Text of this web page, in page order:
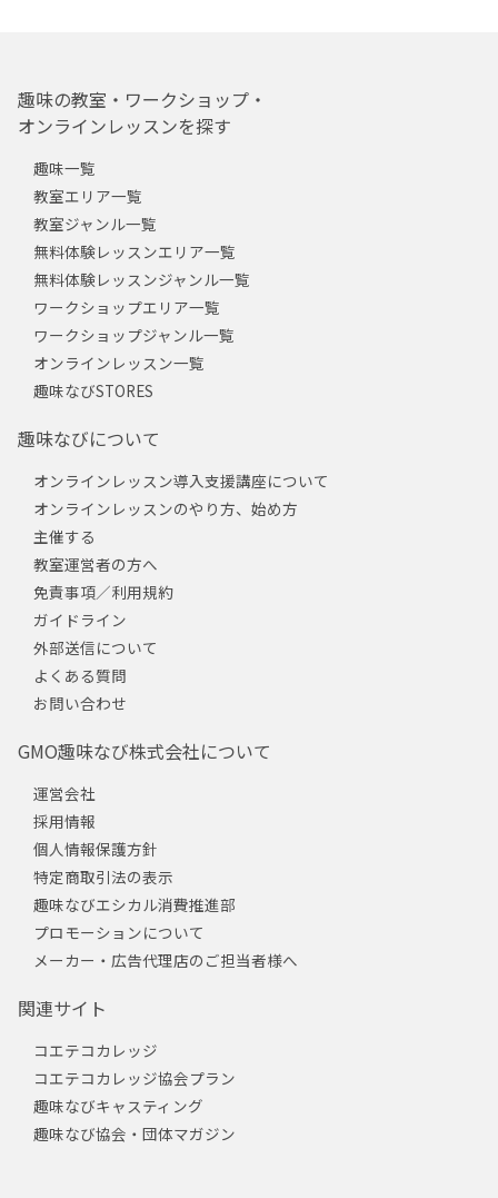
趣味の教室・ワークショップ・
オンラインレッスンを探す
趣味一覧
教室エリア一覧
教室ジャンル一覧
無料体験レッスンエリア一覧
無料体験レッスンジャンル一覧
ワークショップエリア一覧
ワークショップジャンル一覧
オンラインレッスン一覧
趣味なびSTORES
趣味なびについて
オンラインレッスン導入支援講座について
オンラインレッスンのやり方、始め方
主催する
教室運営者の方へ
免責事項／利用規約
ガイドライン
外部送信について
よくある質問
お問い合わせ
GMO趣味なび株式会社について
運営会社
採用情報
個人情報保護方針
特定商取引法の表示
趣味なびエシカル消費推進部
プロモーションについて
メーカー・広告代理店のご担当者様へ
関連サイト
コエテコカレッジ
コエテコカレッジ協会プラン
趣味なびキャスティング
趣味なび協会・団体マガジン